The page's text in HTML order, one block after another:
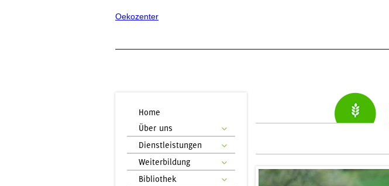
Oekozenter
Home
Über uns
Dienstleistungen
Weiterbildung
Bibliothek